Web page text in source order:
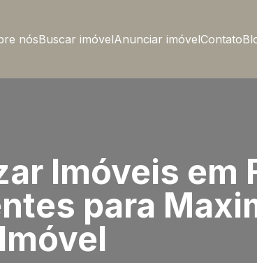
nósBuscar imóvelAnunciar imóvelContato
Imóveis em
para